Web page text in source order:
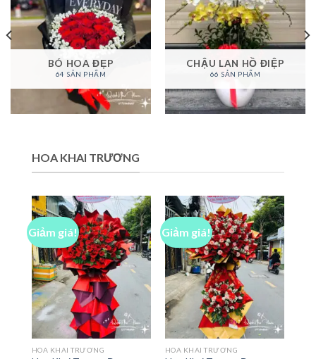
BÓ HOA ĐẸP
64 SẢN PHẨM
CHẬU LAN HỒ ĐIỆP
66 SẢN PHẨM
HOA KHAI TRƯƠNG
Giảm giá!
HOA KHAI TRƯƠNG
Giảm giá!
HOA KHAI TRƯƠNG